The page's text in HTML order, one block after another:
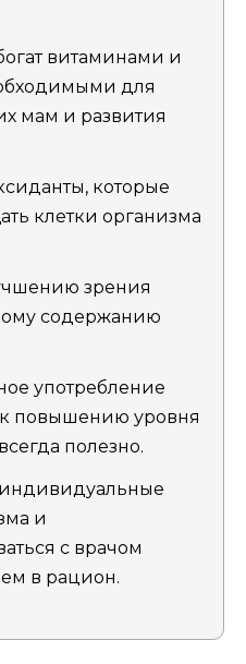
витаминами и
для
мам и развития
которые
клетки организма
зрения
содержанию
употребление
повышению уровня
полезно.
индивидуальные
и
с врачом
в рацион.